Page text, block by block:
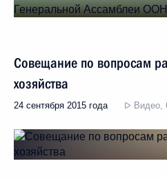
Совещание по вопросам
хозяйства
24 сентября 2015 года Видео,